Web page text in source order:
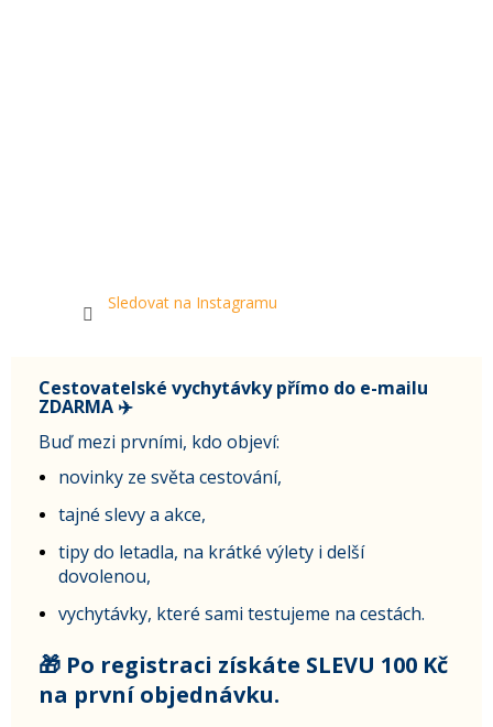
Sledovat na Instagramu
Cestovatelské vychytávky přímo do e-mailu
ZDARMA ✈️
Buď mezi prvními, kdo objeví:
novinky ze světa cestování,
tajné slevy a akce,
tipy do letadla, na krátké výlety i delší
dovolenou,
vychytávky, které sami testujeme na cestách.
🎁 Po registraci získáte SLEVU 100 Kč
na první objednávku.